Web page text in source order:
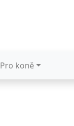
Pro koně